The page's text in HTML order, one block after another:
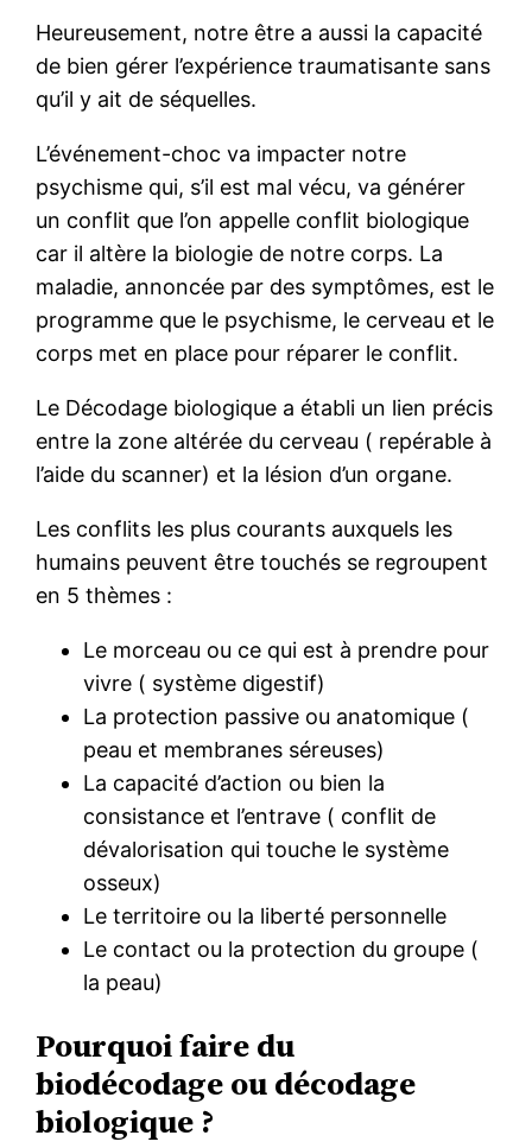
Heureusement, notre être a aussi la capacité
de bien gérer l’expérience traumatisante sans
qu’il y ait de séquelles.
L’événement-choc va impacter notre
psychisme qui, s’il est mal vécu, va générer
un conflit que l’on appelle conflit biologique
car il altère la biologie de notre corps. La
maladie, annoncée par des symptômes, est le
programme que le psychisme, le cerveau et le
corps met en place pour réparer le conflit.
Le Décodage biologique a établi un lien précis
entre la zone altérée du cerveau ( repérable à
l’aide du scanner) et la lésion d’un organe.
Les conflits les plus courants auxquels les
humains peuvent être touchés se regroupent
en 5 thèmes :
Le morceau ou ce qui est à prendre pour
vivre ( système digestif)
La protection passive ou anatomique (
peau et membranes séreuses)
La capacité d’action ou bien la
consistance et l’entrave ( conflit de
dévalorisation qui touche le système
osseux)
Le territoire ou la liberté personnelle
Le contact ou la protection du groupe (
la peau)
Pourquoi faire du
biodécodage ou décodage
biologique ?